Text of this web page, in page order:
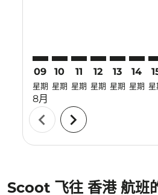
09
星期
8月
10
星期
11
星期
12
星期
13
星期
14
星期 星
chevron_left chevron_right
Scoot 飞往 香港 航班